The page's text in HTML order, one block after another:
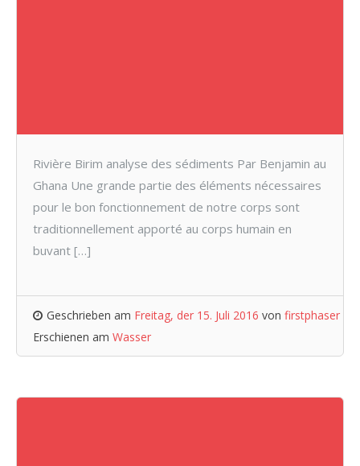
Rivière Birim analyse des sédiments Par Benjamin au
Ghana Une grande partie des éléments nécessaires
pour le bon fonctionnement de notre corps sont
traditionnellement apporté au corps humain en
buvant […]
Geschrieben am Freitag, der 15. Juli 2016 von firstphaser
Erschienen am Wasser